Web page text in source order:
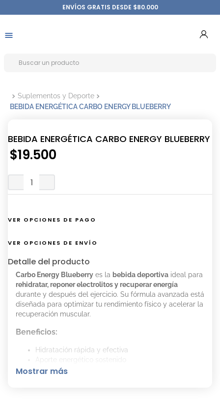
ENVÍOS GRATIS DESDE $80.000
Suplementos y Deporte
BEBIDA ENERGÉTICA CARBO ENERGY BLUEBERRY
BEBIDA ENERGÉTICA CARBO ENERGY BLUEBERRY
$19.500
VER OPCIONES DE PAGO
VER OPCIONES DE ENVÍO
Detalle del producto
Carbo Energy Blueberry es la bebida deportiva ideal para
rehidratar, reponer electrolitos y recuperar energía
durante y después del ejercicio. Su fórmula avanzada está
diseñada para optimizar tu rendimiento físico y acelerar la
recuperación muscular.
Beneficios:
Hidratación rápida y efectiva
Aporte energético sostenido
Reposición de fluidos y electrolitos esenciales
Mostrar más